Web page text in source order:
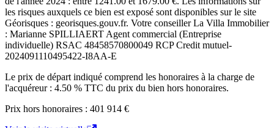
les risques auxquels ce bien est exposé sont disponibles sur le site
Géorisques : georisques.gouv.fr. Votre conseiller La Villa Immobilier
: Marianne SPILLIAERT Agent commercial (Entreprise
individuelle) RSAC 48458570800049 RCP Credit mutuel-
2024091110495422-I8AA-E
Le prix de départ indiqué comprend les honoraires à la charge de
l'acquéreur : 4.50 % TTC du prix du bien hors honoraires.
Prix hors honoraires : 401 914 €